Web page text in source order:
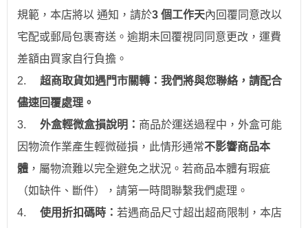
規範，本店將以 通知，請於3 個工作天內回覆同意改以
宅配或郵局包裹寄送。逾期未回覆視同同意更改，運費
差額由買家自行負擔。
2.
超商取貨如遇門市關轉：我們將與您聯絡，請配合
儘速回覆處理。
3.
外盒輕微盒損說明： 商品於運送過程中，外盒可能
因物流作業產生輕微碰損，此情形通常不影響商品本
體 ，屬物流難以完全避免之狀況。若商品本體有瑕疵
（如缺件、斷件），請第一時間聯繫我們處理。
4.
使用折扣碼時： 若遇商品尺寸超出超商限制，本店